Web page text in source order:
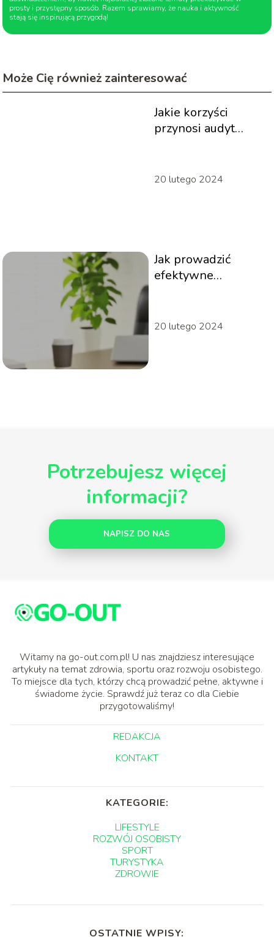
prosty i przystępny sposób. Razem sprawiamy, że nauka i aktywność
stają się inspirującą przygodą!
Może Cię również zainteresować
Jakie korzyści
przynosi audyt
20 lutego 2024
Jak prowadzić
efektywne
20 lutego 2024
Potrzebujesz więcej
informacji?
NAPISZ DO NAS
Witamy na go-out.com.pl! U nas znajdziesz interesujące
artykuły na temat zdrowia, sportu oraz rozwoju osobistego.
To miejsce dla tych, którzy chcą prowadzić pełne, aktywne i
świadome życie. Sprawdź już teraz co dla Ciebie
przygotowaliśmy!
REDAKCJA
KONTAKT
KATEGORIE:
LIFESTYLE
ROZWÓJ OSOBISTY
SPORT
TURYSTYKA
ZDROWIE
OSTATNIE WPISY: